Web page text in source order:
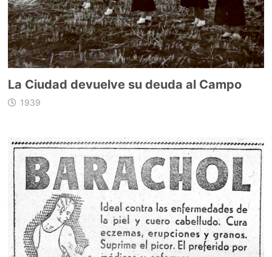
La Ciudad devuelve su deuda al Campo
1939